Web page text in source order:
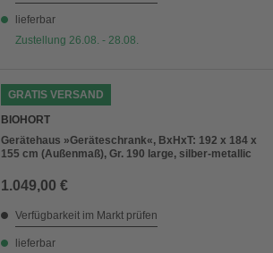
lieferbar
Zustellung 26.08. - 28.08.
GRATIS VERSAND
BIOHORT
Gerätehaus »Geräteschrank«, BxHxT: 192 x 184 x
155 cm (Außenmaß), Gr. 190 large, silber-metallic
1.049,00 €
Verfügbarkeit im Markt prüfen
lieferbar